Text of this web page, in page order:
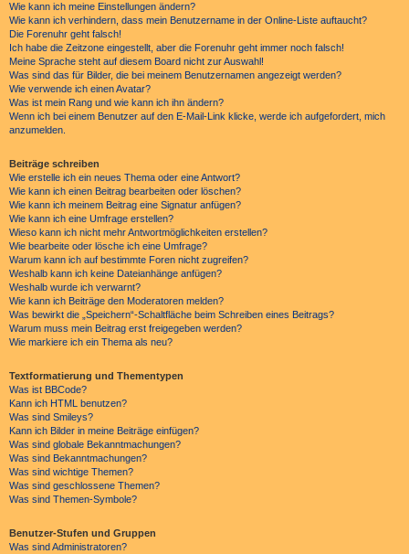
Wie kann ich meine Einstellungen ändern?
Wie kann ich verhindern, dass mein Benutzername in der Online-Liste auftaucht?
Die Forenuhr geht falsch!
Ich habe die Zeitzone eingestellt, aber die Forenuhr geht immer noch falsch!
Meine Sprache steht auf diesem Board nicht zur Auswahl!
Was sind das für Bilder, die bei meinem Benutzernamen angezeigt werden?
Wie verwende ich einen Avatar?
Was ist mein Rang und wie kann ich ihn ändern?
Wenn ich bei einem Benutzer auf den E-Mail-Link klicke, werde ich aufgefordert, mich
anzumelden.
Beiträge schreiben
Wie erstelle ich ein neues Thema oder eine Antwort?
Wie kann ich einen Beitrag bearbeiten oder löschen?
Wie kann ich meinem Beitrag eine Signatur anfügen?
Wie kann ich eine Umfrage erstellen?
Wieso kann ich nicht mehr Antwortmöglichkeiten erstellen?
Wie bearbeite oder lösche ich eine Umfrage?
Warum kann ich auf bestimmte Foren nicht zugreifen?
Weshalb kann ich keine Dateianhänge anfügen?
Weshalb wurde ich verwarnt?
Wie kann ich Beiträge den Moderatoren melden?
Was bewirkt die „Speichern“-Schaltfläche beim Schreiben eines Beitrags?
Warum muss mein Beitrag erst freigegeben werden?
Wie markiere ich ein Thema als neu?
Textformatierung und Thementypen
Was ist BBCode?
Kann ich HTML benutzen?
Was sind Smileys?
Kann ich Bilder in meine Beiträge einfügen?
Was sind globale Bekanntmachungen?
Was sind Bekanntmachungen?
Was sind wichtige Themen?
Was sind geschlossene Themen?
Was sind Themen-Symbole?
Benutzer-Stufen und Gruppen
Was sind Administratoren?